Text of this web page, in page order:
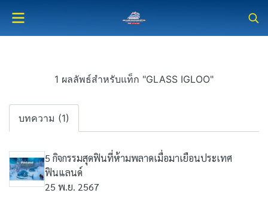
1 ผลลัพธ์สำหรับแท็ก "GLASS IGLOO"
บทความ (1)
5 กิจกรรมสุดฟินที่ห้ามพลาดเมื่อมาเยือนประเทศ
ฟินแลนด์
25 พ.ย. 2567